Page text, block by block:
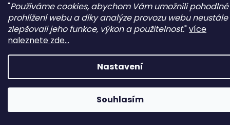
"Používáme cookies, abychom Vám umožnili pohodlné
prohlížení webu a díky analýze provozu webu neustále
zlepšovali jeho funkce, výkon a použitelnost."více
naleznete zde...
Nastavení
Souhlasím